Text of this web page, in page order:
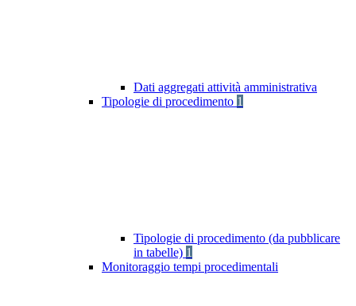
Dati aggregati attività amministrativa
Tipologie di procedimento 1
Tipologie di procedimento (da pubblicare
in tabelle) 1
Monitoraggio tempi procedimentali